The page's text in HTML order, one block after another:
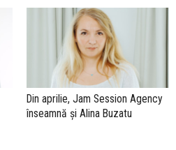
Din aprilie, Jam Session Agency
înseamnă și Alina Buzatu